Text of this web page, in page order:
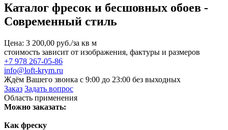
Каталог фресок и бесшовных обоев -
Современный стиль
Цена: 3 200,00 руб./за кв м
стоимость зависит от изображения, фактуры и размеров
+7 978 267-05-86
info@loft-krym.ru
Ждём Вашего звонка с 9:00 до 23:00 без выходных
Заказ Задать вопрос
Область применения
Можно заказать:
Как фреску